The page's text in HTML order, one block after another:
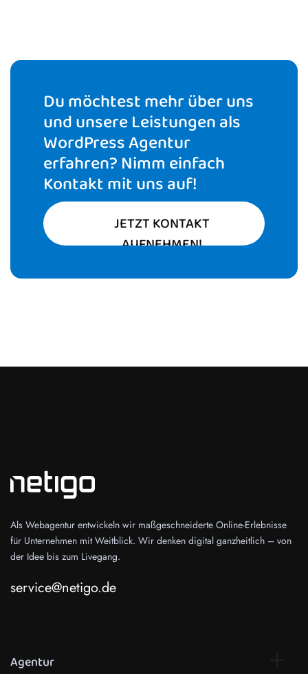
Du möchtest mehr über uns
und unsere Leistungen als
WordPress Agentur
erfahren? Nimm einfach
Kontakt mit uns auf!
JETZT KONTAKT
AUFNEHMEN!
Als Webagentur entwickeln wir maßgeschneiderte Online-Erlebnisse
für Unternehmen mit Weitblick. Wir denken digital ganzheitlich – von
der Idee bis zum Livegang.
service@netigo.de
Agentur